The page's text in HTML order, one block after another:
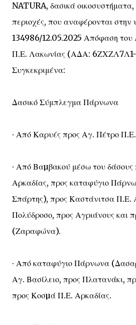
NATURA, δασικά
περιοχές, που αναφέρονται στην
134986/12.05.2025 Απόφαση του
Π.Ε. Λακωνίας (ΑΔΑ:
Συγκεκριμένα:
Δασικό Σύμπλεγμα Πάρνωνα
∙ Από Καρυές προς Αγ. Πέτρο
∙ Από Βαµβακού μέσω του
Αρκαδίας, προς καταφύγιο
Σπάρτης), προς Καστάνιτσα Π.Ε.
Πολύδροσο, προς Αγριάνους και
(Ζαραφώνα).
∙ Από καταφύγιο Πάρνωνα
Αγ. Βασίλειο, προς Πλατανάκι,
προς Κοσµά Π.Ε. Αρκαδίας.